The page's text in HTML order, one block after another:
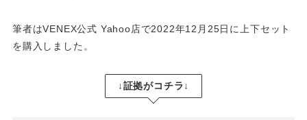
筆者はVENEX公式 Yahoo店で2022年12月25日に上下セット
を購入しました。
↓証拠がコチラ↓